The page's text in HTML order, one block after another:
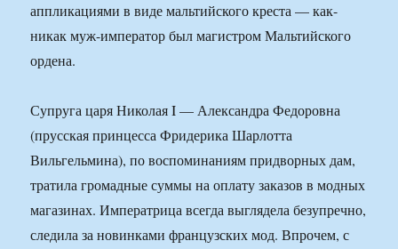
аппликациями в виде мальтийского креста — как-
никак муж-император был магистром Мальтийского
ордена.
Супруга царя Николая I — Александра Федоровна
(прусская принцесса Фридерика Шарлотта
Вильгельмина), по воспоминаниям придворных дам,
тратила громадные суммы на оплату заказов в модных
магазинах. Императрица всегда выглядела безупречно,
следила за новинками французских мод. Впрочем, с